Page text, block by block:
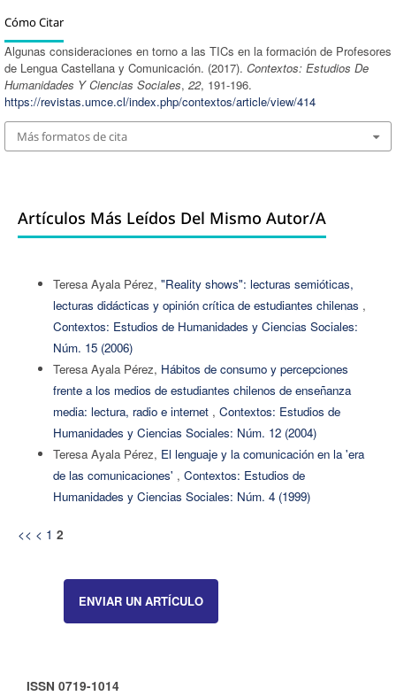
Cómo Citar
Algunas consideraciones en torno a las TICs en la formación de Profesores
de Lengua Castellana y Comunicación. (2017). Contextos: Estudios De
Humanidades Y Ciencias Sociales, 22, 191-196.
https://revistas.umce.cl/index.php/contextos/article/view/414
Más formatos de cita
Artículos Más Leídos Del Mismo Autor/a
Teresa Ayala Pérez, "Reality shows": lecturas semióticas,
lecturas didácticas y opinión crítica de estudiantes chilenas ,
Contextos: Estudios de Humanidades y Ciencias Sociales:
Núm. 15 (2006)
Teresa Ayala Pérez, Hábitos de consumo y percepciones
frente a los medios de estudiantes chilenos de enseñanza
media: lectura, radio e internet , Contextos: Estudios de
Humanidades y Ciencias Sociales: Núm. 12 (2004)
Teresa Ayala Pérez, El lenguaje y la comunicación en la 'era
de las comunicaciones' , Contextos: Estudios de
Humanidades y Ciencias Sociales: Núm. 4 (1999)
<< < 1 2
ENVIAR UN ARTÍCULO
ISSN 0719-1014